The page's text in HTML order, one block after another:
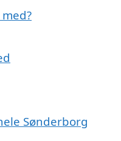
Sønderborg